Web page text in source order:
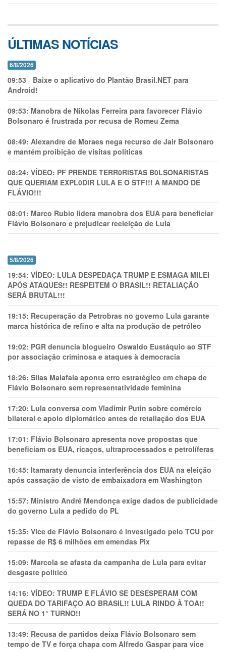
ÚLTIMAS NOTÍCIAS
6/8/2026
09:53 - Baixe o aplicativo do Plantão Brasil.NET para
Android!
09:53: Manobra de Nikolas Ferreira para favorecer Flávio
Bolsonaro é frustrada por recusa de Romeu Zema
08:49: Alexandre de Moraes nega recurso de Jair Bolsonaro
e mantém proibição de visitas políticas
08:24: VÍDEO: PF PRENDE TERR0RlSTAS B0LSONARlSTAS
QUE QUERIAM EXPL0DlR LULA E O STF!!! A MANDO DE
FLÁVIO!!!
08:01: Marco Rubio lidera manobra dos EUA para beneficiar
Flávio Bolsonaro e prejudicar reeleição de Lula
5/8/2026
19:54: VÍDEO: LULA DESPEDAÇA TRUMP E ESMAGA MILEI
APÓS ATAQUES!! RESPEITEM O BRASIL!! RETALIAÇÃO
SERÁ BRUTAL!!!
19:15: Recuperação da Petrobras no governo Lula garante
marca histórica de refino e alta na produção de petróleo
19:02: PGR denuncia blogueiro Oswaldo Eustáquio ao STF
por associação criminosa e ataques à democracia
18:26: Silas Malafaia aponta erro estratégico em chapa de
Flávio Bolsonaro sem representatividade feminina
17:20: Lula conversa com Vladimir Putin sobre comércio
bilateral e apoio diplomático antes de retaliação dos EUA
17:01: Flávio Bolsonaro apresenta nove propostas que
beneficiam os EUA, ricaços, ultraprocessados e petrolíferas
16:45: Itamaraty denuncia interferência dos EUA na eleição
após cassação de visto de embaixadora em Washington
15:57: Ministro André Mendonça exige dados de publicidade
do governo Lula a pedido do PL
15:35: Vice de Flávio Bolsonaro é investigado pelo TCU por
repasse de R$ 6 milhões em emendas Pix
15:09: Marcola se afasta da campanha de Lula para evitar
desgaste político
14:16: VÍDEO: TRUMP E FLÁVIO SE DESESPERAM COM
QUEDA DO TARIFAÇO AO BRASIL!! LULA RINDO À TOA!!
SERÁ NO 1° TURNO!!
13:49: Recusa de partidos deixa Flávio Bolsonaro sem
tempo de TV e força chapa com Alfredo Gaspar para vice